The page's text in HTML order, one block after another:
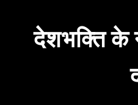
देशभक्ति के